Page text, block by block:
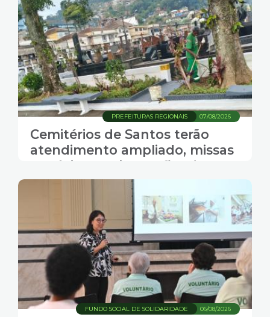
07/08/2026
PREFEITURAS REGIONAIS
Cemitérios de Santos terão
atendimento ampliado, missas
e música ao vivo no fim de
semana do Dia dos Pais
06/08/2026
FUNDO SOCIAL DE SOLIDARIDADE